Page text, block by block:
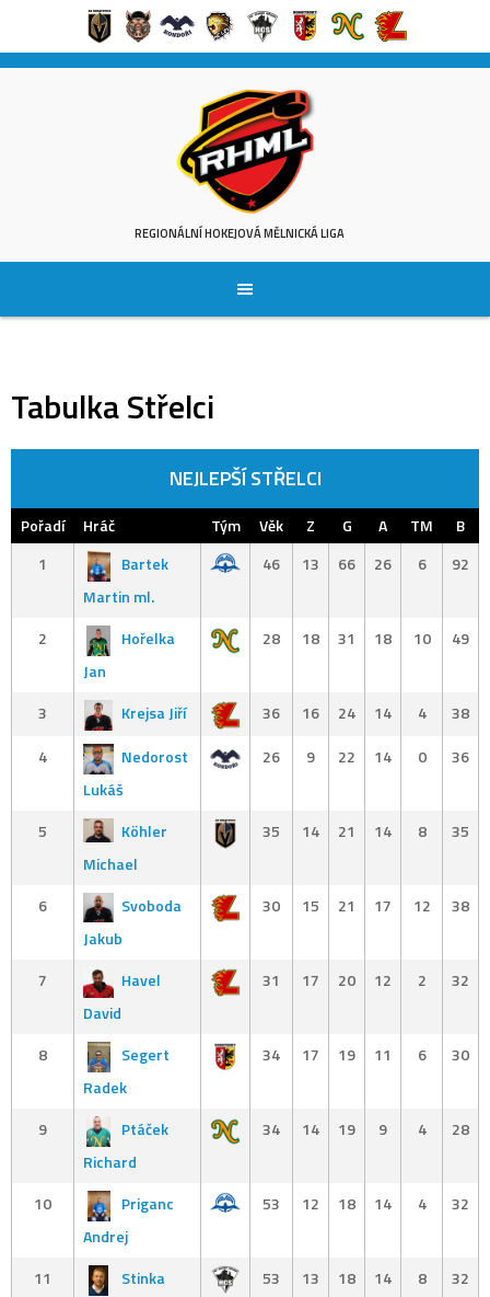
Skip
REGIONÁLNÍ HOKEJOVÁ MĚLNICKÁ LIGA
Tabulka Střelci
NEJLEPŠÍ STŘELCI
Pořadí Hráč Tým Věk Z G A TM
B
1
Bartek
Martin ml.
46 13 66 26 6 92
2
Hořelka
Jan
28 18 31 18 10 49
3 Krejsa Jiří 36 16 24 14 4
38
4
Nedorost
Lukáš
26 9 22 14 0 36
5
Köhler
Michael
35 14 21 14 8 35
6
Svoboda
Jakub
30 15 21 17 12 38
7
Havel
David
31 17 20 12 2 32
8
Segert
Radek
34 17 19 11 6 30
9
Ptáček
Richard
34 14 19 9 4 28
10
Priganc
Andrej
53 12 18 14 4 32
11
Stinka
53 13 18 14 8 32